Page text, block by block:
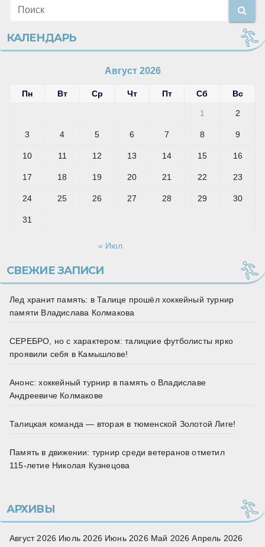
КАЛЕНДАРЬ
Август 2026
Пн Вт Ср Чт Пт Сб Вс
1 2
3 4 5 6 7 8 9
10 11 12 13 14 15 16
17 18 19 20 21 22 23
24 25 26 27 28 29 30
31
« Июл
СВЕЖИЕ ЗАПИСИ
Лед хранит память: в Талице прошёл хоккейный турнир
памяти Владислава Колмакова
СЕРЕБРО, но с характером: талицкие футболисты ярко
проявили себя в Камышлове!
Анонс: хоккейный турнир в память о Владиславе
Андреевиче Колмакове
Талицкая команда — вторая в тюменской Золотой Лиге!
Память в движении: турнир среди ветеранов отметил
115‑летие Николая Кузнецова
АРХИВЫ
Август 2026 Июль 2026 Июнь 2026 Май 2026 Апрель 2026